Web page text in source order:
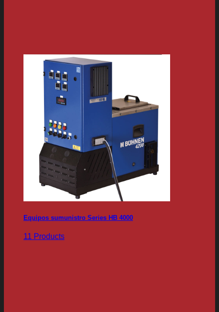
Equipos sumunistro Series HB 4000
11 Products